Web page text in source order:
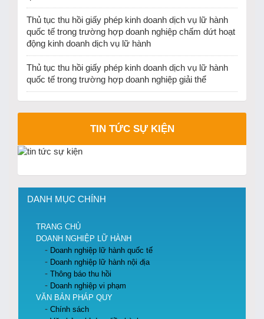
Thủ tục thu hồi giấy phép kinh doanh dịch vụ lữ hành
quốc tế trong trường hợp doanh nghiệp chấm dứt hoạt
động kinh doanh dịch vụ lữ hành
Thủ tục thu hồi giấy phép kinh doanh dịch vụ lữ hành
quốc tế trong trường hợp doanh nghiệp giải thể
TIN TỨC SỰ KIỆN
DANH MỤC CHÍNH
TRANG CHỦ
DOANH NGHIỆP LỮ HÀNH
Doanh nghiệp lữ hành quốc tế
Doanh nghiệp lữ hành nội địa
Thông báo thu hồi
Doanh nghiệp vi phạm
VĂN BẢN PHÁP QUY
Chính sách